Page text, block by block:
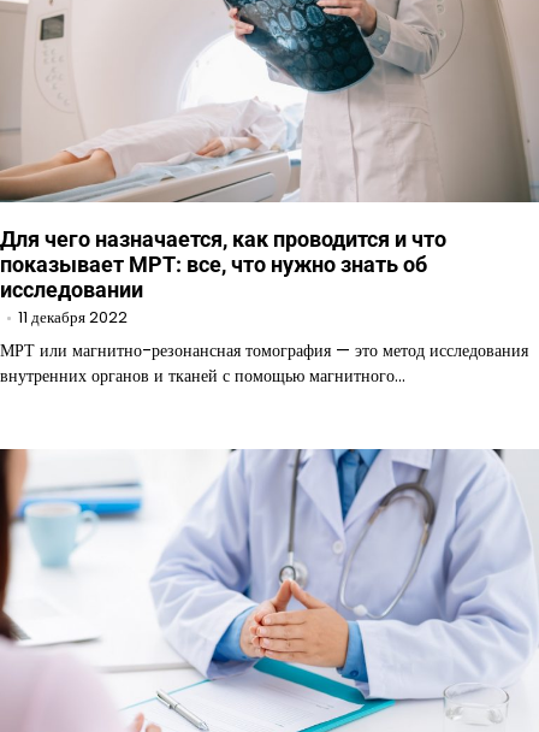
Для чего назначается, как проводится и что
показывает МРТ: все, что нужно знать об
исследовании
11 декабря 2022
МРТ или магнитно-резонансная томография — это метод исследования
внутренних органов и тканей с помощью магнитного…